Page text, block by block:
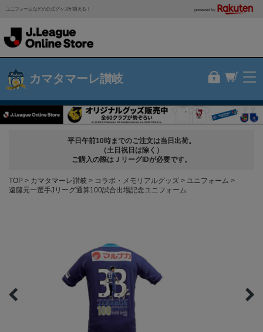
ユニフォームなどの公式グッズが買える！ powered by
カマタマーレ讃岐
平日午前10時までのご注文は当日出荷。
（土日祝日は除く）
ご購入の際はＪリーグIDが必要です。
TOP カマタマーレ讃岐 コラボ・メモリアルグッズ
ユニフォーム
遠藤元一選手Jリーグ通算100試合出場記念ユニフォーム